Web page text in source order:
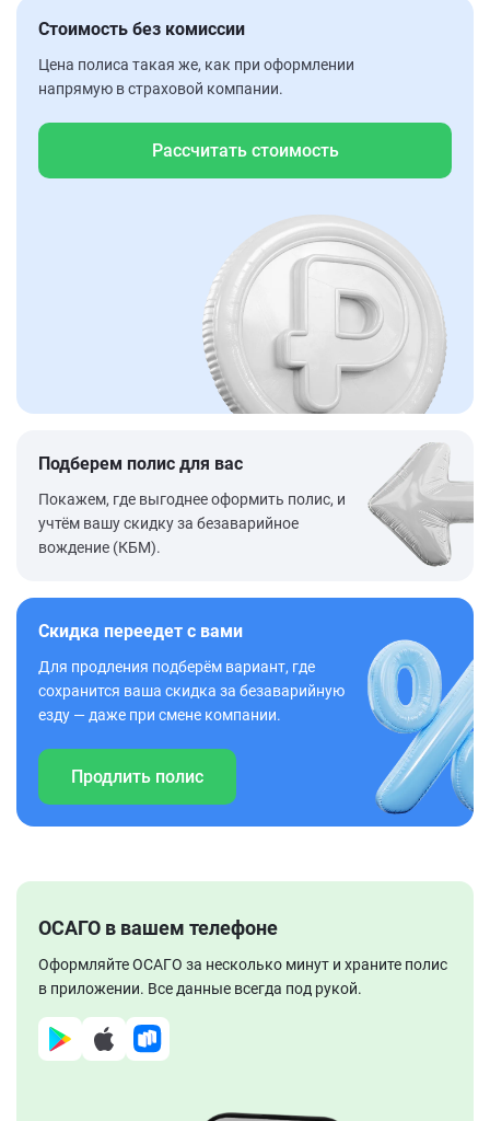
Стоимость без комиссии
Цена полиса такая же, как при оформлении
напрямую в страховой компании.
Рассчитать стоимость
Подберем полис для вас
Покажем, где выгоднее оформить полис, и
учтём вашу скидку за безаварийное
вождение (КБМ).
Скидка переедет с вами
Для продления подберём вариант, где
сохранится ваша скидка за безаварийную
езду — даже при смене компании.
Продлить полис
ОСАГО в вашем телефоне
Оформляйте ОСАГО за несколько минут и храните полис
в приложении. Все данные всегда под рукой.